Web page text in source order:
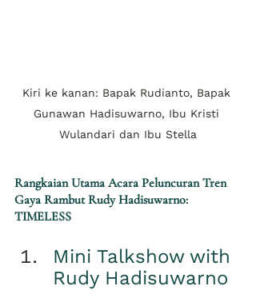
Kiri ke kanan: Bapak Rudianto, Bapak
Gunawan Hadisuwarno, Ibu Kristi
Wulandari dan Ibu Stella
Rangkaian Utama Acara Peluncuran Tren
Gaya Rambut Rudy Hadisuwarno:
TIMELESS
Mini Talkshow with
Rudy Hadisuwarno